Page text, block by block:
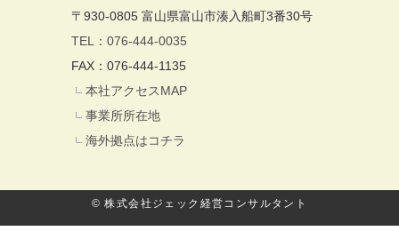
〒930-0805 富山県富山市湊入船町3番30号
TEL：076-444-0035
FAX：076-444-1135
本社アクセスMAP
事業所所在地
海外拠点はコチラ
© 株式会社ジェック経営コンサルタント